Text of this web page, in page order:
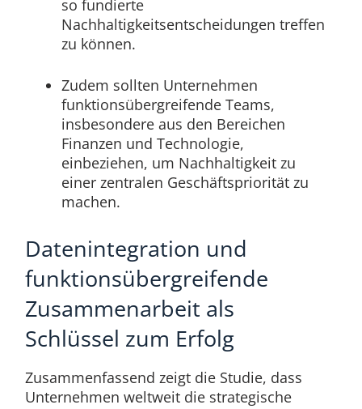
so fundierte
Nachhaltigkeitsentscheidungen treffen
zu können.
Zudem sollten Unternehmen
funktionsübergreifende Teams,
insbesondere aus den Bereichen
Finanzen und Technologie,
einbeziehen, um Nachhaltigkeit zu
einer zentralen Geschäftspriorität zu
machen.
Datenintegration und
funktionsübergreifende
Zusammenarbeit als
Schlüssel zum Erfolg
Zusammenfassend zeigt die Studie, dass
Unternehmen weltweit die strategische